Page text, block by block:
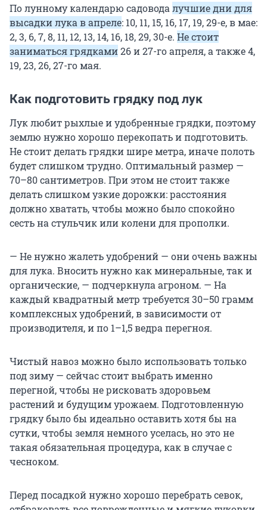
По лунному календарю садоводалучшие дни для
высадки лука в апреле: 10, 11, 15, 16, 17, 19, 29-е, в мае:
2, 3, 6, 7, 8, 11, 12, 13, 14, 16, 18, 29, 30-е. Не стоит
заниматься грядками26 и 27-го апреля, а также 4,
19, 23, 26, 27-го мая.
Как подготовить грядку под лук
Лук любит рыхлые и удобренные грядки, поэтому
землю нужно хорошо перекопать и подготовить.
Не стоит делать грядки шире метра, иначе полоть
будет слишком трудно. Оптимальный размер —
70–80 сантиметров. При этом не стоит также
делать слишком узкие дорожки: расстояния
должно хватать, чтобы можно было спокойно
сесть на стульчик или колени для прополки.
— Не нужно жалеть удобрений — они очень важны
для лука. Вносить нужно как минеральные, так и
органические, — подчеркнула агроном. — На
каждый квадратный метр требуется30–50грамм
комплексных удобрений, в зависимости от
производителя, и по 1–1,5ведра перегноя.
Чистый навоз можно было использовать только
под зиму — сейчас стоит выбрать именно
перегной, чтобы не рисковать здоровьем
растений и будущим урожаем. Подготовленную
грядку было бы идеально оставить хотя бы на
сутки, чтобы земля немного уселась, но это не
такая обязательная процедура, как в случае с
чесноком.
Перед посадкой нужно хорошо перебрать севок,